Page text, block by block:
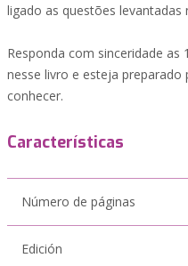
ligado as questões levantadas
Responda com sinceridade
nesse livro e esteja
conhecer.
Características
Número de páginas
Edición